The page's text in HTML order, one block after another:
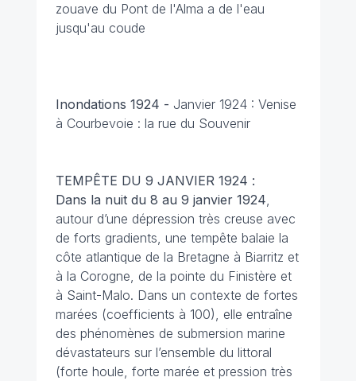
zouave du Pont de l'Alma a de l'eau
jusqu'au coude
Inondations 1924 - Janvier 1924 : Venise
à Courbevoie : la rue du Souvenir
TEMPÊTE DU 9 JANVIER 1924 :
Dans la nuit du 8 au 9 janvier 1924,
autour d’une dépression très creuse avec
de forts gradients, une tempête balaie la
côte atlantique de la Bretagne à Biarritz et
à la Corogne, de la pointe du Finistère et
à Saint-Malo. Dans un contexte de fortes
marées (coefficients à 100), elle entraîne
des phénomènes de submersion marine
dévastateurs sur l’ensemble du littoral
(forte houle, forte marée et pression très